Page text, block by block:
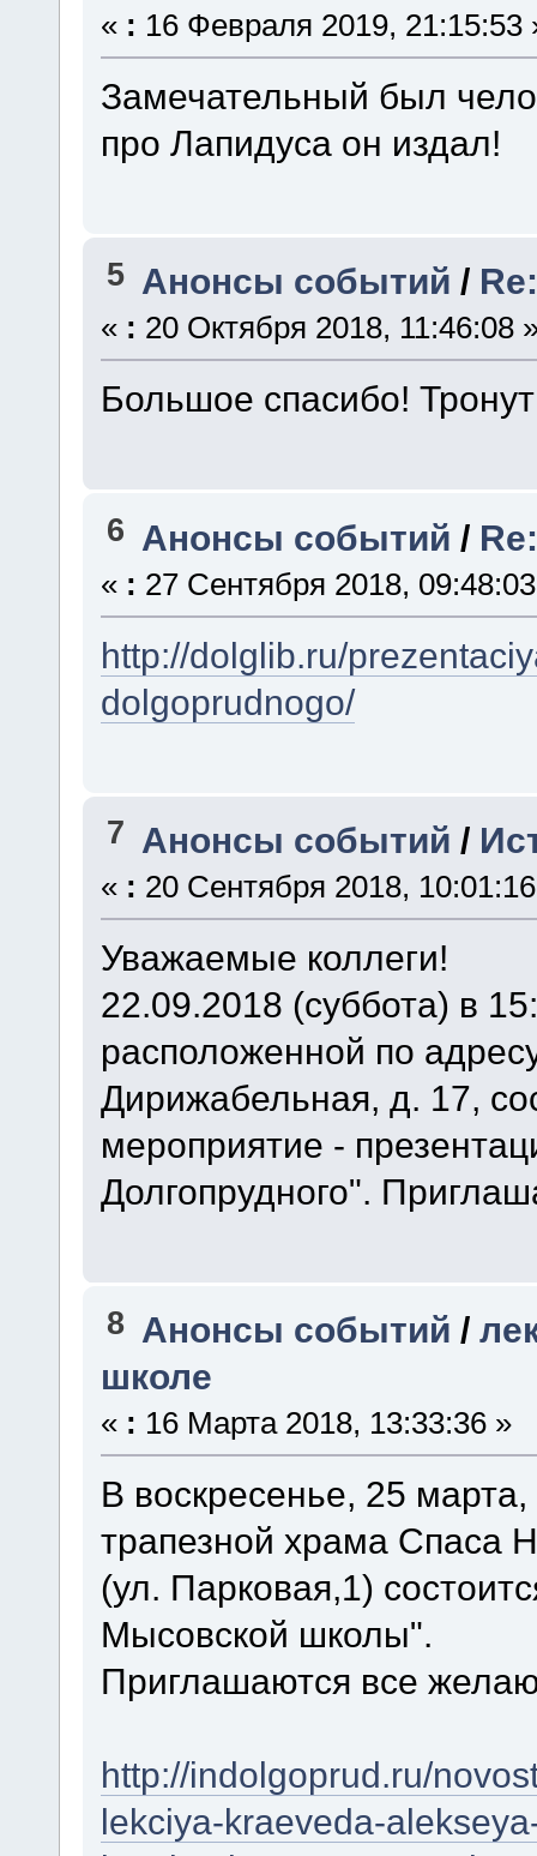
« : 16 Февраля 2019, 21:15:53
Замечательный был
про Лапидуса он издал!
5 Анонсы событий /
« : 20 Октября 2018, 11:46:08
Большое спасибо!
6 Анонсы событий /
« : 27 Сентября 2018,
http://dolglib.ru/
dolgoprudnogo/
7 Анонсы событий /
« : 20 Сентября 2018,
Уважаемые коллеги!
22.09.2018 (суббота) в
расположенной по
Дирижабельная, д. 17,
мероприятие -
Долгопрудного".
8 Анонсы событий /
школе
« : 16 Марта 2018, 13:33:36 »
В воскресенье, 25
трапезной храма Спаса
(ул. Парковая,1)
Мысовской школы".
Приглашаются все
http://indolgoprud.ru/
lekciya-kraeveda-